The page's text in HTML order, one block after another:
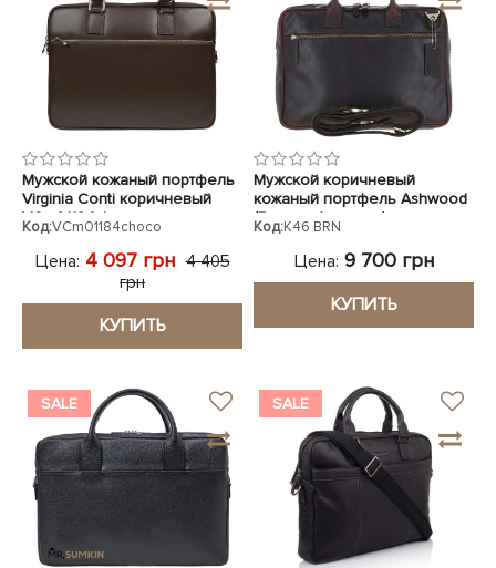
Мужской кожаный портфель
Virginia Conti коричневый
VCm01184choco
Код:VCm01184choco
Цена: 4 097 грн 4 405
грн
КУПИТЬ
Мужской коричневый
кожаный портфель Ashwood
(Великобритания)
Код:K46 BRN
Цена: 9 700 грн
КУПИТЬ
SALE SALE